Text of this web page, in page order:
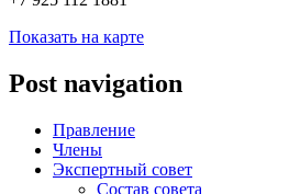
Показать на карте
Post navigation
Правление
Члены
Экспертный совет
Состав совета